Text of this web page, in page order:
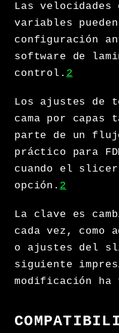
Las velocidades
variables
configuración
software de
control. 2
Los ajustes de
cama por capas
parte de un
práctico para
cuando el
opción. 2
La clave es
cada vez, como
o ajustes del
siguiente
modificación ha